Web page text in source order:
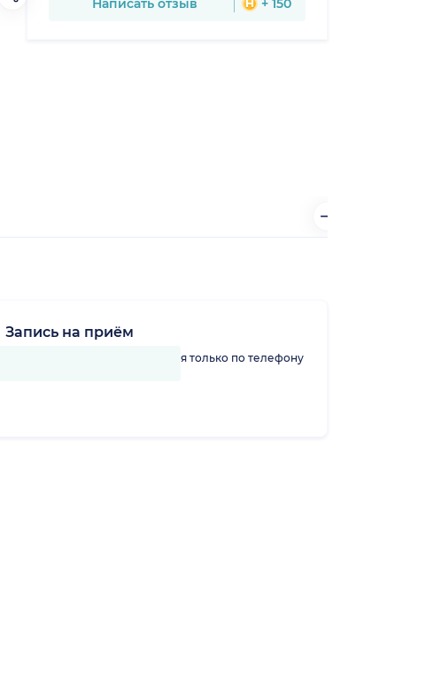
Написать отзыв + 150
Запись на приём
В клинику можно записаться только по телефону